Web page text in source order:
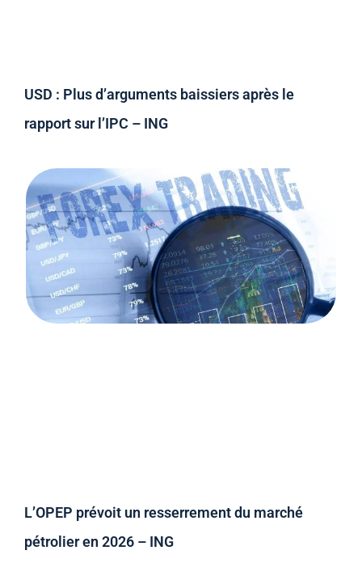
USD : Plus d’arguments baissiers après le
rapport sur l’IPC – ING
L’OPEP prévoit un resserrement du marché
pétrolier en 2026 – ING